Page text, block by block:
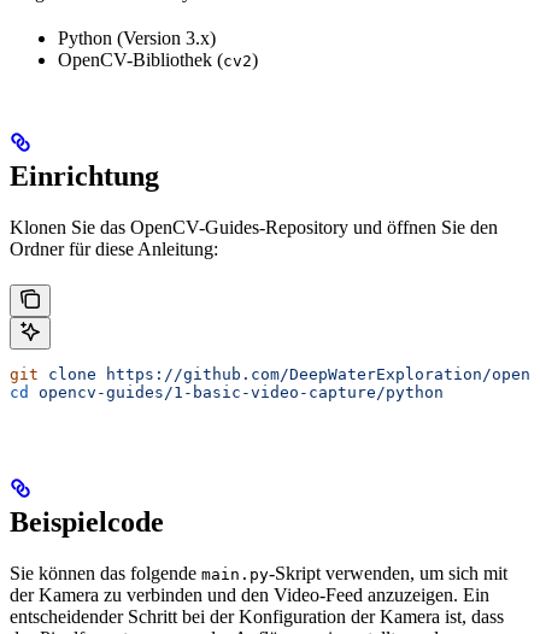
Python (Version 3.x)
OpenCV-Bibliothek (cv2)
Einrichtung
Klonen Sie das OpenCV-Guides-Repository und öffnen Sie den
Ordner für diese Anleitung:
git clone https://github.com/DeepWaterExploration/
cd
opencv-guides/1-basic-video-capture/python
Beispielcode
Sie können das folgende main.py-Skript verwenden, um sich mit
der Kamera zu verbinden und den Video-Feed anzuzeigen. Ein
entscheidender Schritt bei der Konfiguration der Kamera ist, dass